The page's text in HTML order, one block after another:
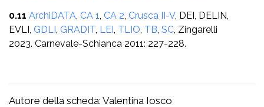
0.11 ArchiDATA, CA 1, CA 2, Crusca II-V, DEI, DELIN,
EVLI, GDLI, GRADIT, LEI, TLIO, TB, SC, Zingarelli
2023. Carnevale-Schianca 2011: 227-228.
Autore della scheda: Valentina Iosco